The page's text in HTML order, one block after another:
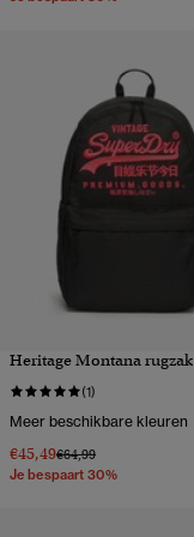
Heritage Montana rugzak
(1)
Meer beschikbare kleuren
€45,49Prijs verlaagd van
€64,99naar
Je bespaart 30%